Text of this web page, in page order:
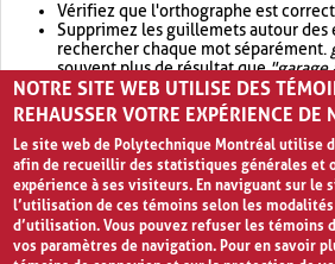
Vérifiez que l'orthographe est
Supprimez les guillemets autour des
rechercher chaque mot séparément.
souvent plus de résultat que"garage
Envisagez d'élargir votre recherche
retournera souvent plus de résultat
NOTRE SITE WEB UTILISE DES
REHAUSSER VOTRE EXPÉRIENCE DE
Le site web de Polytechnique Montréal utilise
afin de recueillir des statistiques générales et
expérience à ses visiteurs. En naviguant sur le
l’utilisation de ces témoins selon les
d’utilisation. Vous pouvez refuser les témoins
vos paramètres de navigation. Pour en savoir